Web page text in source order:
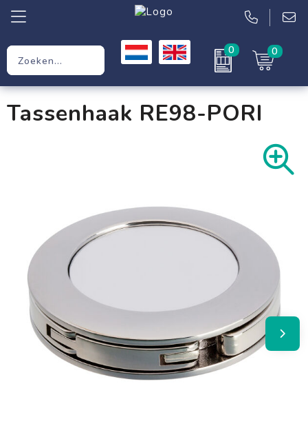
0 0
Werkkleding
Tassenhaak RE98-PORI